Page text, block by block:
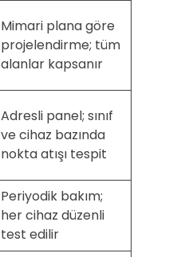
Mimari plana göre
projelendirme; tüm
alanlar kapsanır
Adresli panel; sınıf
ve cihaz bazında
nokta atışı tespit
Periyodik bakım;
her cihaz düzenli
test edilir